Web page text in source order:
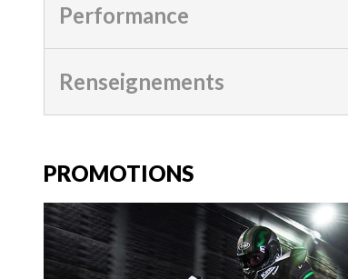
Performance
Renseignements
PROMOTIONS